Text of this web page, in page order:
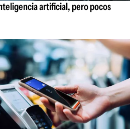
artificial, pero pocos